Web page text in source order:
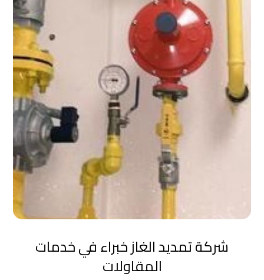
شركة تمديد الغاز خبراء في خدمات
المقاولات